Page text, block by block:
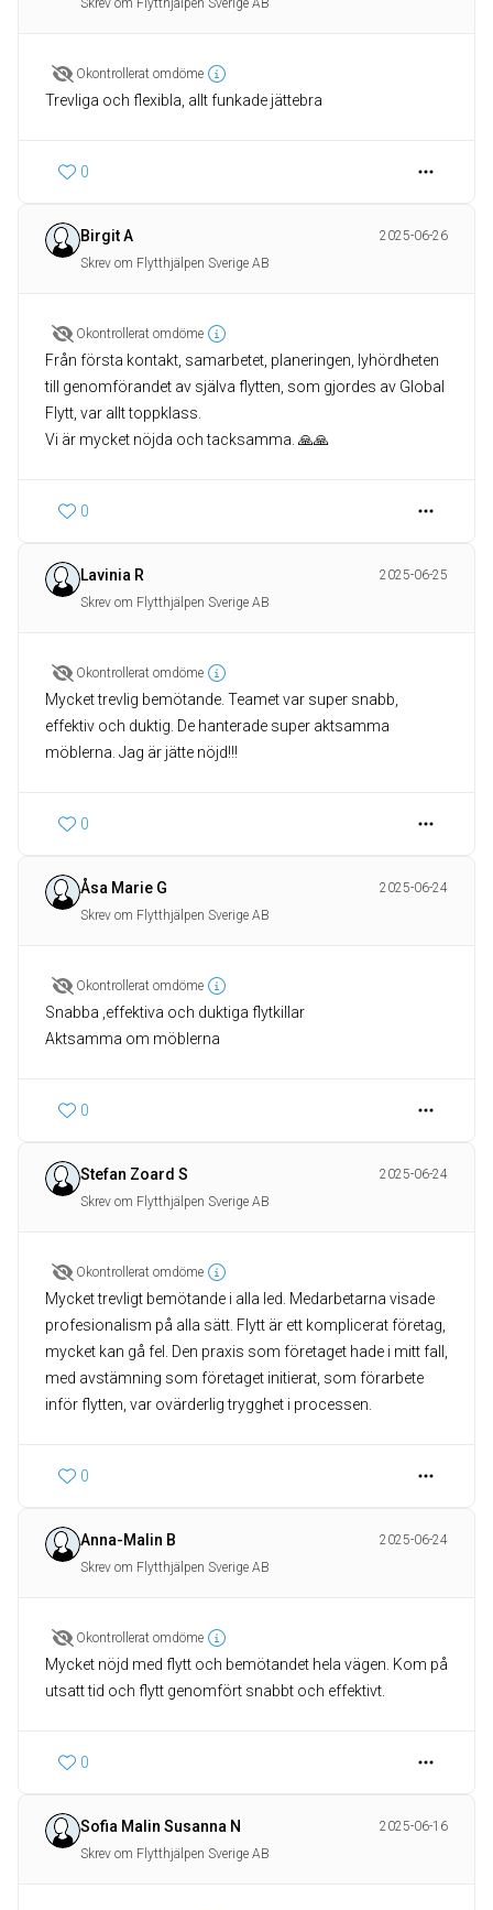
Skrev om Flytthjälpen Sverige AB
Okontrollerat omdöme
Trevliga och flexibla, allt funkade jättebra
0
Birgit A
2025-06-26
Skrev om Flytthjälpen Sverige AB
Okontrollerat omdöme
Från första kontakt, samarbetet, planeringen, lyhördheten
till genomförandet av själva flytten, som gjordes av Global
Flytt, var allt toppklass.
Vi är mycket nöjda och tacksamma. 🙏🙏
0
Lavinia R
2025-06-25
Skrev om Flytthjälpen Sverige AB
Okontrollerat omdöme
Mycket trevlig bemötande. Teamet var super snabb,
effektiv och duktig. De hanterade super aktsamma
möblerna. Jag är jätte nöjd!!!
0
Åsa Marie G
2025-06-24
Skrev om Flytthjälpen Sverige AB
Okontrollerat omdöme
Snabba ,effektiva och duktiga flytkillar
Aktsamma om möblerna
0
Stefan Zoard S
2025-06-24
Skrev om Flytthjälpen Sverige AB
Okontrollerat omdöme
Mycket trevligt bemötande i alla led. Medarbetarna visade
profesionalism på alla sätt. Flytt är ett komplicerat företag,
mycket kan gå fel. Den praxis som företaget hade i mitt fall,
med avstämning som företaget initierat, som förarbete
inför flytten, var ovärderlig trygghet i processen.
0
Anna-Malin B
2025-06-24
Skrev om Flytthjälpen Sverige AB
Okontrollerat omdöme
Mycket nöjd med flytt och bemötandet hela vägen. Kom på
utsatt tid och flytt genomfört snabbt och effektivt.
0
Sofia Malin Susanna N
2025-06-16
Skrev om Flytthjälpen Sverige AB